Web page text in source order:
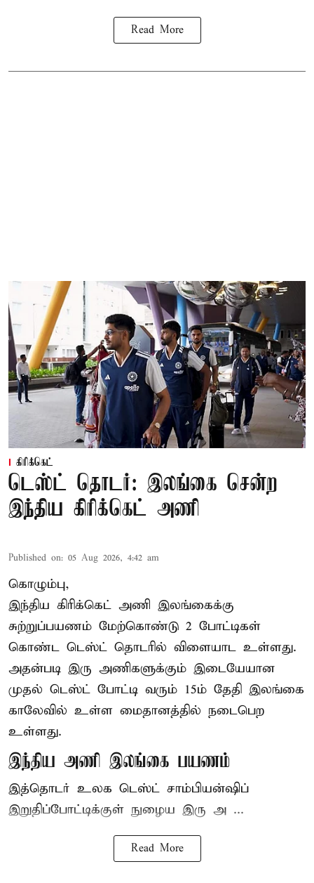
Read More
கிரிக்கெட்
டெஸ்ட் தொடர்: இலங்கை சென்ற
இந்திய கிரிக்கெட் அணி
Published on: 05 Aug 2026, 4:42 am
கொழும்பு,
இந்திய கிரிக்கெட் அணி இலங்கைக்கு
சுற்றுப்பயணம் மேற்கொண்டு 2 போட்டிகள்
கொண்ட டெஸ்ட் தொடரில் விளையாட உள்ளது.
அதன்படி இரு அணிகளுக்கும் இடையேயான
முதல் டெஸ்ட் போட்டி வரும் 15ம் தேதி இலங்கை
காலேவில் உள்ள மைதானத்தில் நடைபெற
உள்ளது.
இந்திய அணி இலங்கை பயணம்
இத்தொடர் உலக டெஸ்ட் சாம்பியன்ஷிப்
இறுதிப்போட்டிக்குள் நுழைய இரு அ ...
Read More